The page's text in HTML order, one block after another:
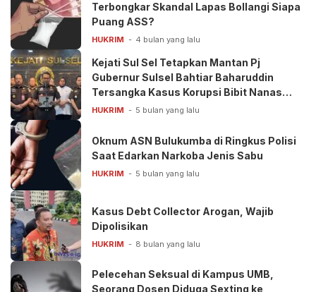
Terbongkar Skandal Lapas Bollangi Siapa
Puang ASS?
HUKRIM 4 bulan yang lalu
Kejati Sul Sel Tetapkan Mantan Pj
Gubernur Sulsel Bahtiar Baharuddin
Tersangka Kasus Korupsi Bibit Nanas
Rp50 Miliar
HUKRIM 5 bulan yang lalu
Oknum ASN Bulukumba di Ringkus Polisi
Saat Edarkan Narkoba Jenis Sabu
HUKRIM 5 bulan yang lalu
Kasus Debt Collector Arogan, Wajib
Dipolisikan
HUKRIM 8 bulan yang lalu
Pelecehan Seksual di Kampus UMB,
Seorang Dosen Diduga Sexting ke